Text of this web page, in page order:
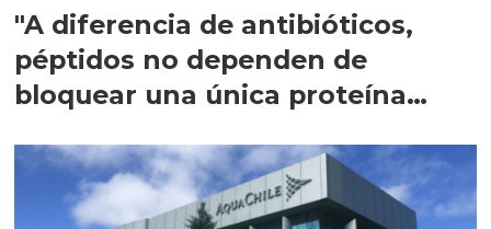
"A diferencia de antibióticos,
péptidos no dependen de
bloquear una única proteína